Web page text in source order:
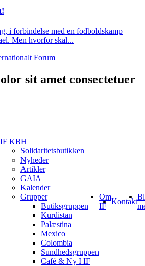
i forbindelse med en fodboldskamp
Men hvorfor skal...
Forum
sit amet consectetuer
IF KBH
Solidaritetsbutikken
Nyheder
Artikler
GAIA
Kalender
Grupper
Butiksgruppen
Kurdistan
Palæstina
Mexico
Colombia
Sundhedsgruppen
Café & Ny I IF
Om
IF
Kontakt